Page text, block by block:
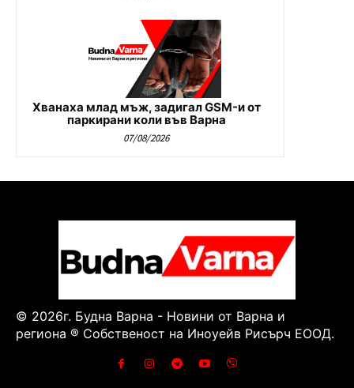
Хванаха млад мъж, задигал GSM-и от
паркирани коли във Варна
07/08/2026
© 2026г. Будна Варна - Новини от Варна и
региона ® Собственост на Иноуейв Рисърч ЕООД.